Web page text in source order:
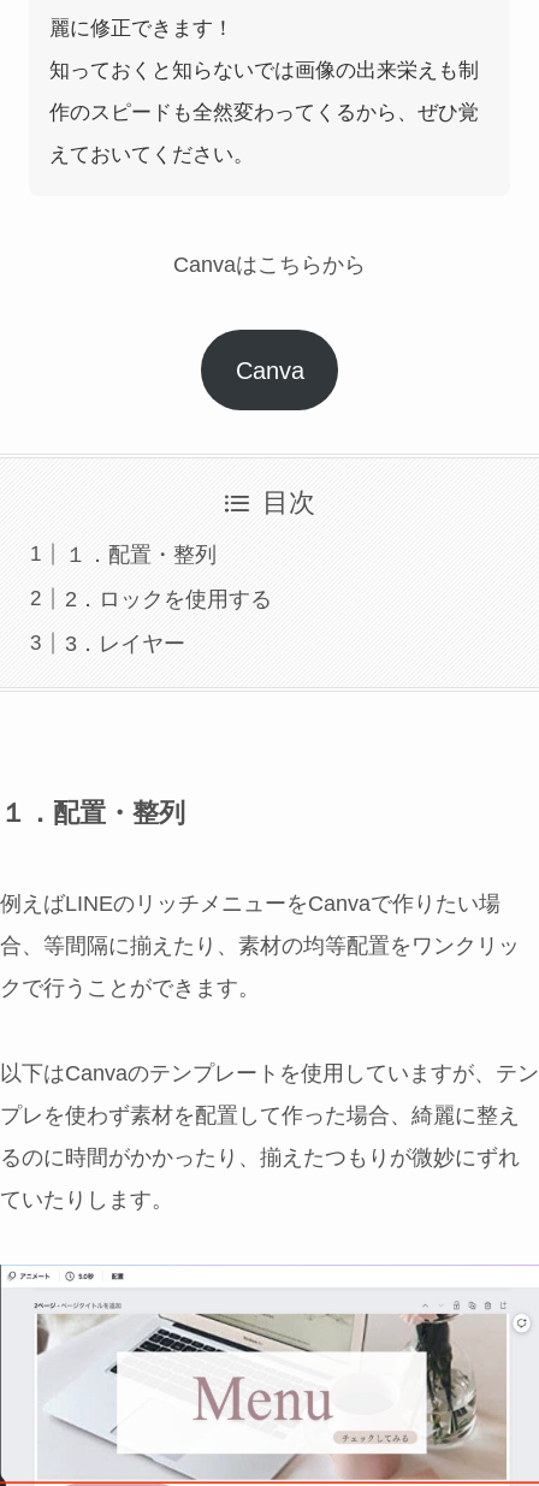
麗に修正できます！
知っておくと知らないでは画像の出来栄えも制
作のスピードも全然変わってくるから、ぜひ覚
えておいてください。
Canvaはこちらから
Canva
目次
１．配置・整列
2．ロックを使用する
3．レイヤー
１．配置・整列
例えばLINEのリッチメニューをCanvaで作りたい場
合、等間隔に揃えたり、素材の均等配置をワンクリッ
クで行うことができます。
以下はCanvaのテンプレートを使用していますが、テン
プレを使わず素材を配置して作った場合、綺麗に整え
るのに時間がかかったり、揃えたつもりが微妙にずれ
ていたりします。